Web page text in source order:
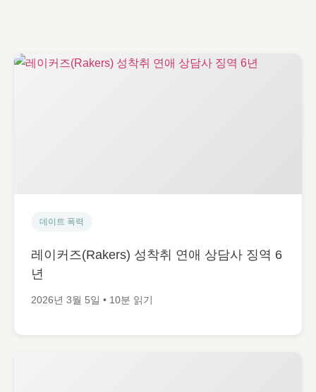
데이트 폭력
레이커즈(Rakers) 성착취 연애 상담사 징역 6
년
2026년 3월 5일 • 10분 읽기